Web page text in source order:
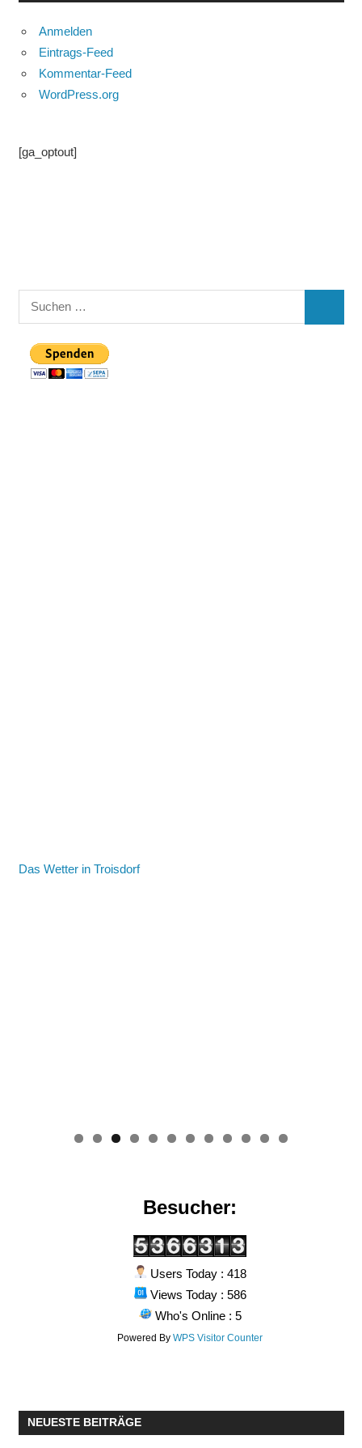
Anmelden
Eintrags-Feed
Kommentar-Feed
WordPress.org
[ga_optout]
Suchen
nach:
Das Wetter in Troisdorf
0 1 2
Besucher:
Users Today : 418
Views Today : 586
Who's Online : 5
Powered ByWPS Visitor Counter
NEUESTE BEITRÄGE